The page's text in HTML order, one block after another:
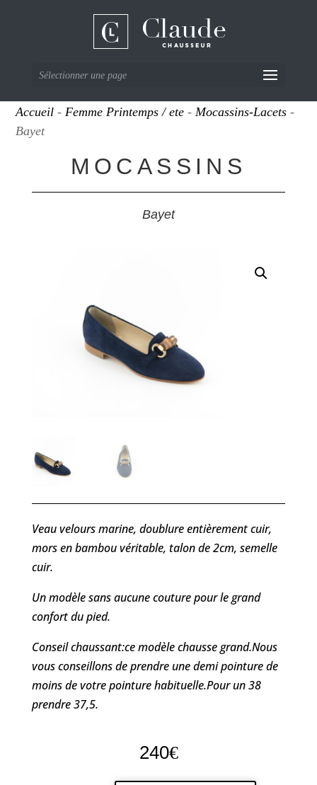
Sélectionner une page
Accueil -Femme Printemps / ete -Mocassins-Lacets -
Bayet
MOCASSINS
Bayet
Veau velours marine, doublure entièrement cuir,
mors en bambou véritable, talon de 2cm, semelle
cuir.
Un modèle sans aucune couture pour le grand
confort du pied.
Conseil chaussant:ce modèle chausse grand.Nous
vous conseillons de prendre une demi pointure de
moins de votre pointure habituelle.Pour un 38
prendre 37,5.
240€